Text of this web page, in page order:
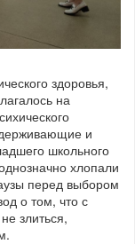
здоровья,
на
и
школьного
хлопали
перед выбором
о том, что с
злиться,